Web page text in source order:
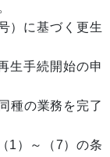
）に基づく更生
生手続開始の申
種の業務を完了
1）～（7）の条